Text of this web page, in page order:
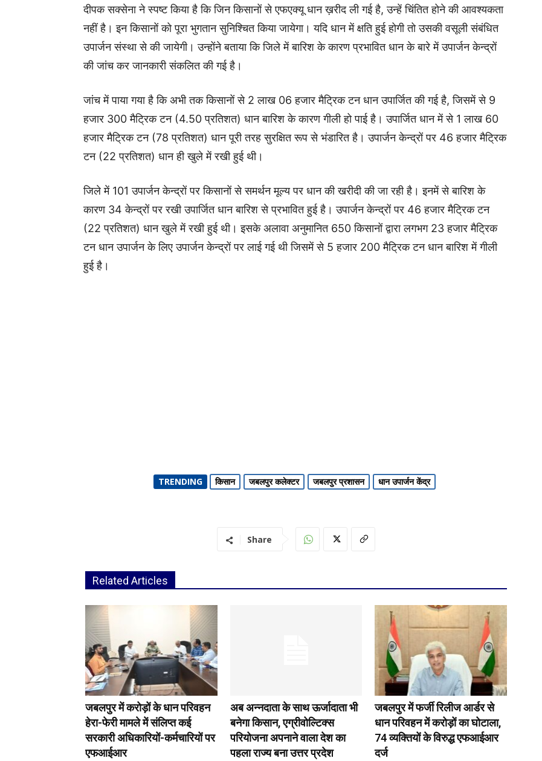
दीपक सक्‍सेना ने स्‍पष्‍ट किया है कि जिन किसानों से एफएक्यू धान ख़रीद ली गई है, उन्हें चिंतित होने की आवश्यकता
नहीं है। इन किसानों को पूरा भुगतान सुनिश्चित किया जायेगा। यदि धान में क्षति हुई होगी तो उसकी वसूली संबंधित
उपार्जन संस्था से की जायेगी। उन्‍होंने बताया कि जिले में बारिश के कारण प्रभावित धान के बारे में उपार्जन केन्द्रों
की जांच कर जानकारी संकलित की गई है।
जांच में पाया गया है कि अभी तक किसानों से 2 लाख 06 हजार मैट्रिक टन धान उपार्जित की गई है, जिसमें से 9
हजार 300 मैट्रिक टन (4.50 प्रतिशत) धान बारिश के कारण गीली हो पाई है। उपार्जित धान में से 1 लाख 60
हजार मैट्रिक टन (78 प्रतिशत) धान पूरी तरह सुरक्षित रूप से भंडारित है। उपार्जन केन्‍द्रों पर 46 हजार मैट्रिक
टन (22 प्रतिशत) धान ही खुले में रखी हुई थी।
जिले में 101 उपार्जन केन्‍द्रों पर किसानों से समर्थन मूल्‍य पर धान की खरीदी की जा रही है। इनमें से बारिश के
कारण 34 केन्‍द्रों पर रखी उपार्जित धान बारिश से प्रभावित हुई है। उपार्जन केन्‍द्रों पर 46 हजार मैट्रिक टन
(22 प्रतिशत) धान खुले में रखी हुई थी। इसके अलावा अनुमानित 650 किसानों द्वारा लगभग 23 हजार मैट्रिक
टन धान उपार्जन के लिए उपार्जन केन्‍द्रों पर लाई गई थी जिसमें से 5 हजार 200 मैट्रिक टन धान बारिश में गीली
हुई है।
TRENDING किसान जबलपुर कलेक्टर जबलपुर प्रशासन धान उपार्जन केंद्र
Share
Related Articles
जबलपुर में करोड़ों के धान परिवहन
हेरा-फेरी मामले में संलिप्त कई
सरकारी अधिकारियों-कर्मचारियों पर
एफआईआर
अब अन्नदाता के साथ ऊर्जादाता भी
बनेगा किसान, एग्रीवोल्टिक्स
परियोजना अपनाने वाला देश का
पहला राज्य बना उत्तर प्रदेश
जबलपुर में फर्जी रिलीज आर्डर से
धान परिवहन में करोड़ों का घोटाला,
74 व्यक्तियों के विरुद्ध एफआईआर
दर्ज